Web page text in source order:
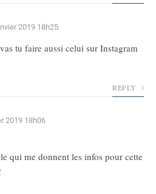
2019 18h25
tu faire aussi celui sur Instagram
REPLY
2019 18h06
qui me donnent les infos pour cette